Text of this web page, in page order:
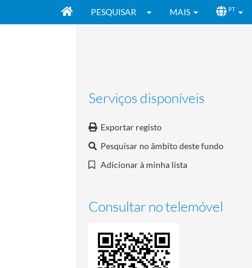
PESQUISAR MAIS PT
Serviços disponíveis
Exportar registo
Pesquisar no âmbito deste fundo
Adicionar à minha lista
Consultar no telemóvel